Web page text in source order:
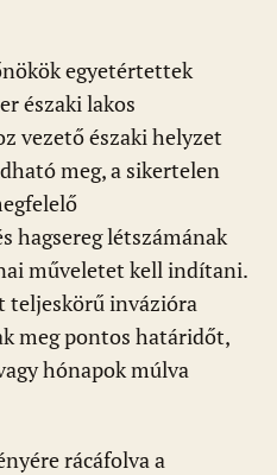
egyetértettek
északi lakos
vezető északi helyzet
meg, a sikertelen
hagsereg létszámának
műveletet kell indítani.
teljeskörű invázióra
meg pontos határidőt,
hónapok múlva
rácáfolva a